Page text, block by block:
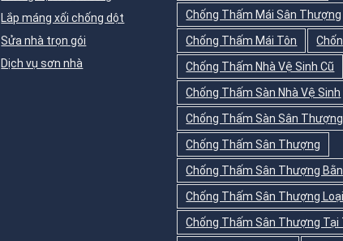
Lắp máng xối chống dột
Sửa nhà trọn gói
Dịch vụ sơn nhà
Chống Thấm Mái Sân Thượng
Chống Thấm Mái Tôn
Chống Thấm Nhà Vệ Sinh Cũ
Chống Thấm Sàn Nhà Vệ Sinh
Chống Thấm Sàn Sân Thượng
Chống Thấm Sân Thượng
Chống Thấm Sân Thượng
Chống Thấm Sân Thượng
Chống Thấm Sân Thượng Tại